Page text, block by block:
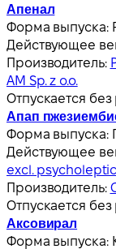
Апенал
Форма выпуска:
Действующее
Производитель:
AM Sp. z o.o.
Отпускается
Апап
Форма выпуска:
Действующее
excl.
Производитель:
Отпускается
Аксовирал
Форма выпуска: